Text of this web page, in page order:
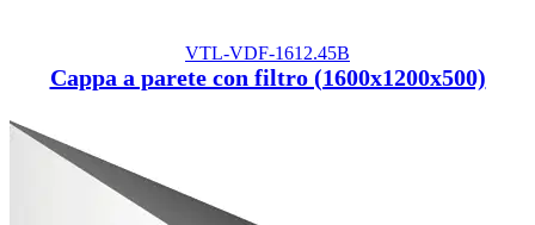
VTL-VDF-1612.45B
Cappa a parete con filtro (1600x1200x500)